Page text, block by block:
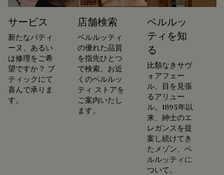
サービス
新たなパティ
ーヌ、あるい
は修理をご希
望ですか？ ブ
ティックにて
喜んで承りま
す。
店舗検索
ベルルッティ
の優れた品質
を指先ひとつ
で検索。お近
くのベルルッ
ティ ストアを
ご案内いたし
ます。
ベルルッ
ティを知
る
比類なきサヴ
ォアフェー
ル、目を見張
るアリュー
ル。1895年以
来、紳士のエ
レガンスを提
案し続けてき
たメゾン、ベ
ルルッティに
ついて。